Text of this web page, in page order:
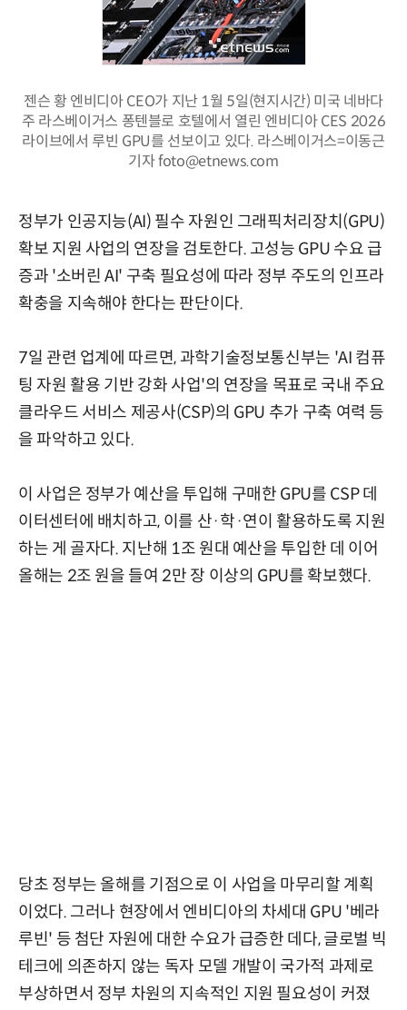
젠슨 황 엔비디아 CEO가 지난 1월 5일(현지시간) 미국 네바다
주 라스베이거스 퐁텐블로 호텔에서 열린 엔비디아 CES 2026
라이브에서 루빈 GPU를 선보이고 있다. 라스베이거스=이동근
기자 foto@etnews.com
정부가 인공지능(AI) 필수 자원인 그래픽처리장치(GPU)
확보 지원 사업의 연장을 검토한다. 고성능 GPU 수요 급
증과 '소버린 AI' 구축 필요성에 따라 정부 주도의 인프라
확충을 지속해야 한다는 판단이다.
7일 관련 업계에 따르면, 과학기술정보통신부는 'AI 컴퓨
팅 자원 활용 기반 강화 사업'의 연장을 목표로 국내 주요
클라우드 서비스 제공사(CSP)의 GPU 추가 구축 여력 등
을 파악하고 있다.
이 사업은 정부가 예산을 투입해 구매한 GPU를 CSP 데
이터센터에 배치하고, 이를 산·학·연이 활용하도록 지원
하는 게 골자다. 지난해 1조 원대 예산을 투입한 데 이어
올해는 2조 원을 들여 2만 장 이상의 GPU를 확보했다.
당초 정부는 올해를 기점으로 이 사업을 마무리할 계획
이었다. 그러나 현장에서 엔비디아의 차세대 GPU '베라
루빈' 등 첨단 자원에 대한 수요가 급증한 데다, 글로벌 빅
테크에 의존하지 않는 독자 모델 개발이 국가적 과제로
부상하면서 정부 차원의 지속적인 지원 필요성이 커졌